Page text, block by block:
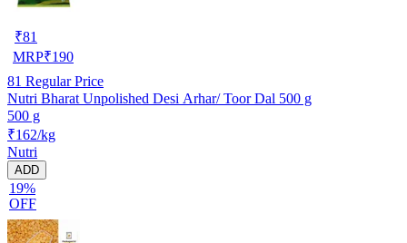
₹81
MRP₹190
81 Regular Price
Nutri Bharat Unpolished Desi Arhar/ Toor Dal 500 g
500 g
₹162/kg
Nutri
ADD
19%
OFF